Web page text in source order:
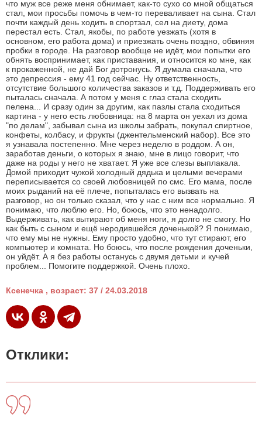
что муж все реже меня обнимает, как-то сухо со мной общаться
стал, мои просьбы помочь в чем-то переваливает на сына. Стал
почти каждый день ходить в спортзал, сел на диету, дома
перестал есть. Стал, якобы, по работе уезжать (хотя в
основном, его работа дома) и приезжать очень поздно, обвиняя
пробки в городе. На разговор вообще не идёт, мои попытки его
обнять воспринимает, как приставания, и относится ко мне, как
к прокаженной, не дай Бог дотронусь. Я думала сначала, что
это депрессия - ему 41 год сейчас. Ну ответственность,
отсутствие большого количества заказов и т.д. Поддерживать его
пыталась сначала. А потом у меня с глаз стала сходить
пелена... И сразу один за другим, как пазлы стала сходиться
картина - у него есть любовница: на 8 марта он уехал из дома
"по делам", забывал сына из школы забрать, покупал спиртное,
конфеты, колбасу, и фрукты (джентельменский набор). Все это
я узнавала постепенно. Мне через неделю в роддом. А он,
заработав деньги, о которых я знаю, мне в лицо говорит, что
даже на роды у него не хватает. Я уже все слезы выплакала.
Домой приходит чужой холодный дядька и целыми вечерами
переписывается со своей любовницей по смс. Его мама, после
моих рыданий на её плече, попыталась его вызвать на
разговор, но он только сказал, что у нас с ним все нормально. Я
понимаю, что люблю его. Но, боюсь, что это ненадолго.
Выдерживать, как вытирают об меня ноги, я долго не смогу. Но
как быть с сыном и ещё неродившейся доченькой? Я понимаю,
что ему мы не нужны. Ему просто удобно, что тут стирают, его
компьютер и комната. Но боюсь, что после рождения доченьки,
он уйдёт. А я без работы останусь с двумя детьми и кучей
проблем... Помогите поддержкой. Очень плохо.
Ксенечка , возраст: 37 / 24.03.2018
Отклики: